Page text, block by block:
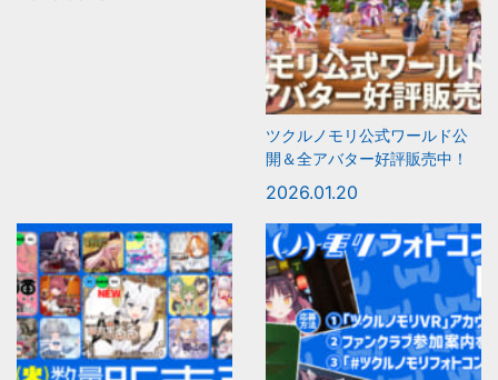
ツクルノモリ公式ワールド公
開＆全アバター好評販売中！
2026.01.20